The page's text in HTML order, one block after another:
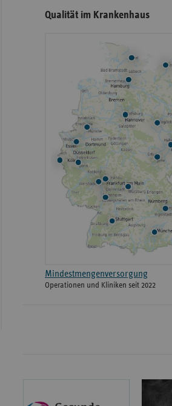
Qualität im Krankenhaus
Mindestmengenversorgung
Operationen und Kliniken seit 2022